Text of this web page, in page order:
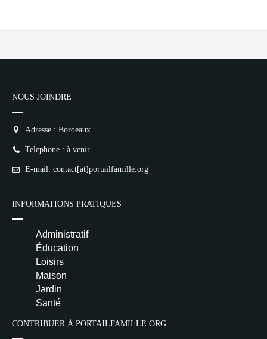
NOUS JOINDRE
Adresse : Bordeaux
Telephone : à venir
E-mail: contact[at]portailfamille.org
INFORMATIONS PRATIQUES
Administratif
Éducation
Loisirs
Maison
Jardin
Santé
CONTRIBUER À PORTAILFAMILLE.ORG